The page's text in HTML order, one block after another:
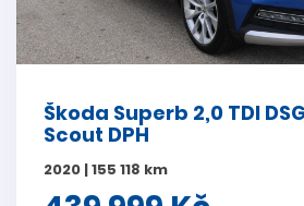
Škoda Superb 2,0 TDI
Scout DPH
2020 | 155 118 km